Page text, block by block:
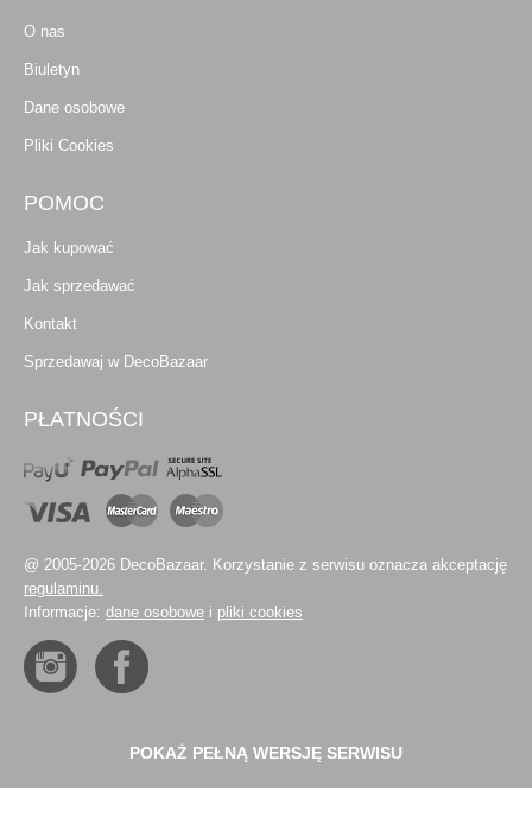
O nas
Biuletyn
Dane osobowe
Pliki Cookies
POMOC
Jak kupować
Jak sprzedawać
Kontakt
Sprzedawaj w DecoBazaar
PŁATNOŚCI
@ 2005-2026 DecoBazaar. Korzystanie z serwisu oznacza akceptację
regulaminu.
Informacje: dane osobowe i pliki cookies
POKAŻ PEŁNĄ WERSJĘ SERWISU